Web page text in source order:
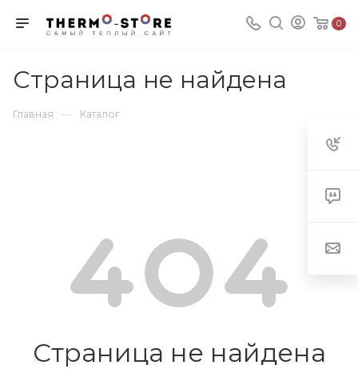
0
Страница не найдена
Главная — Каталог
Страница не найдена